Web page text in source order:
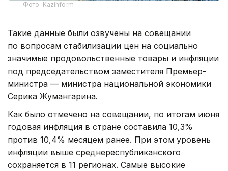
Фото: Kazinform
Такие данные были озвучены на совещании
по вопросам стабилизации цен на социально
значимые продовольственные товары и инфляции
под председательством заместителя Премьер-
министра — министра национальной экономики
Серика Жумангарина.
Как было отмечено на совещании, по итогам июня
годовая инфляция в стране составила 10,3%
против 10,4% месяцем ранее. При этом уровень
инфляции выше среднереспубликанского
сохраняется в 11 регионах. Самые высокие